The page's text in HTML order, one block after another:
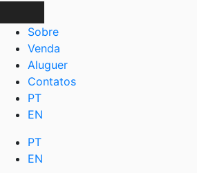
Sobre
Venda
Aluguer
Contatos
PT
EN
PT
EN